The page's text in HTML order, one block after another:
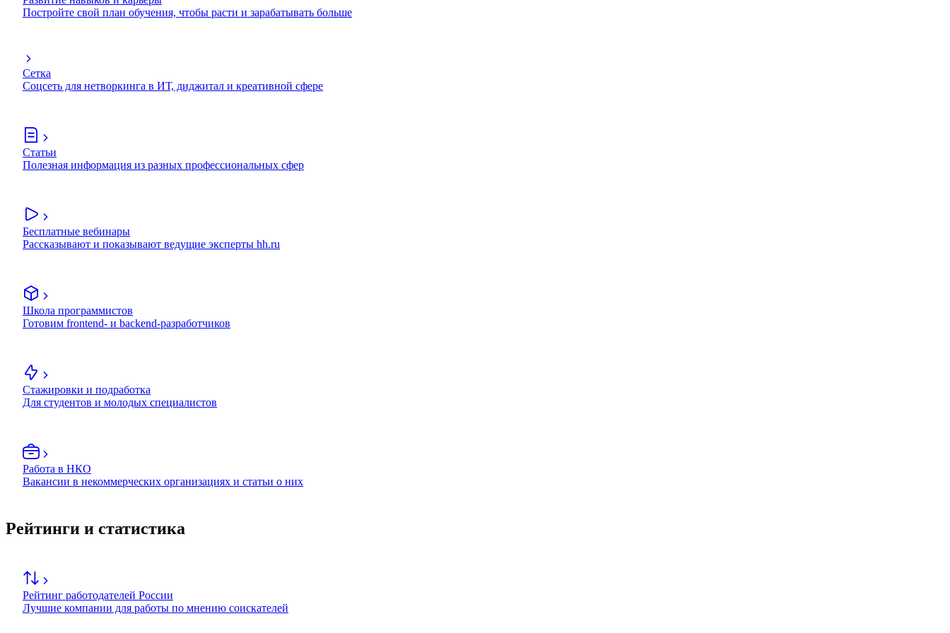
Постройте свой план обучения, чтобы расти и зарабатывать больше
Сетка
Соцсеть для нетворкинга в ИТ, диджитал и креативной сфере
Статьи
Полезная информация из разных профессиональных сфер
Бесплатные вебинары
Рассказывают и показывают ведущие эксперты hh.ru
Школа программистов
Готовим frontend- и backend-разработчиков
Стажировки и подработка
Для студентов и молодых специалистов
Работа в НКО
Вакансии в некоммерческих организациях и статьи о них
Рейтинги и статистика
Рейтинг работодателей России
Лучшие компании для работы по мнению соискателей